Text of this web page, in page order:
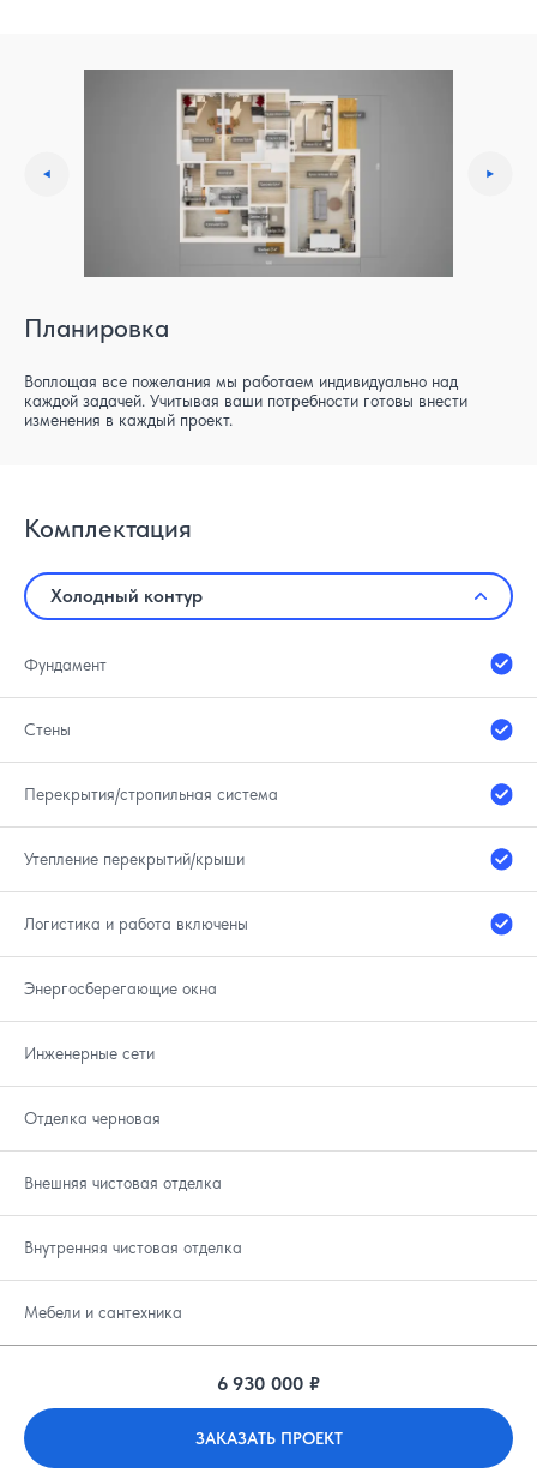
Планировка
Воплощая все пожелания мы работаем индивидуально над
каждой задачей. Учитывая ваши потребности готовы внести
изменения в каждый проект.
Комплектация
Холодный контур
Фундамент
Стены
Перекрытия/стропильная система
Утепление перекрытий/крыши
Логистика и работа включены
Энергосберегающие окна
Инженерные сети
Отделка черновая
Внешняя чистовая отделка
Внутренняя чистовая отделка
Мебели и сантехника
6 930 000 ₽
ЗАКАЗАТЬ ПРОЕКТ